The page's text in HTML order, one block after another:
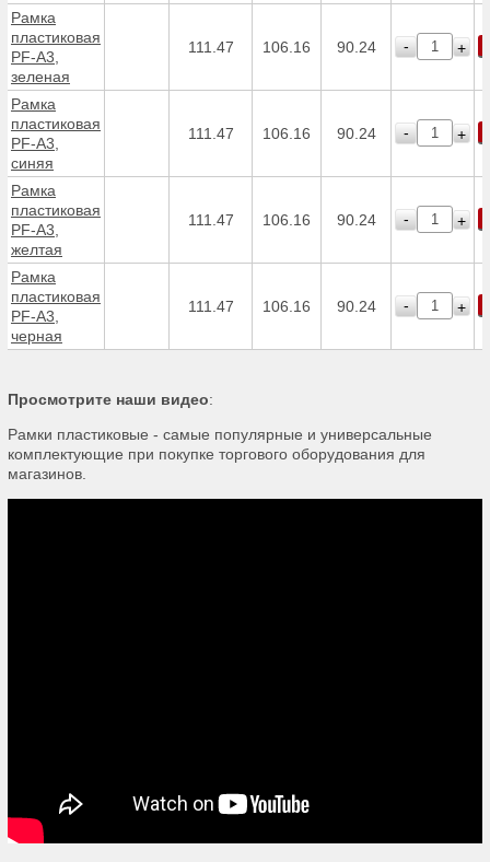
Рамка
пластиковая
PF-А3,
зеленая
111.47 106.16 90.24 - +
Рамка
пластиковая
PF-А3,
синяя
111.47 106.16 90.24 - +
Рамка
пластиковая
PF-А3,
желтая
111.47 106.16 90.24 - +
Рамка
пластиковая
PF-А3,
черная
111.47 106.16 90.24 - +
Просмотрите наши видео:
Рамки пластиковые - самые популярные и универсальные
комплектующие при покупке торгового оборудования для
магазинов.